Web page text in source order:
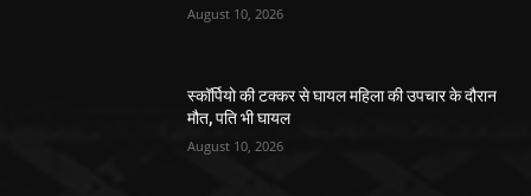
August 10, 2026
स्कॉर्पियो की टक्कर से घायल महिला की उपचार के दौरान
मौत, पति भी घायल
August 10, 2026